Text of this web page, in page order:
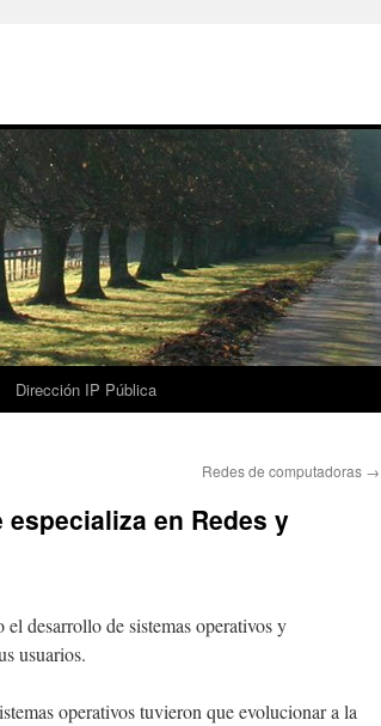
Dirección IP Pública
Redes de computadoras →
en Redes y
desarrollo de sistemas operativos y
usuarios.
operativos tuvieron que evolucionar a la